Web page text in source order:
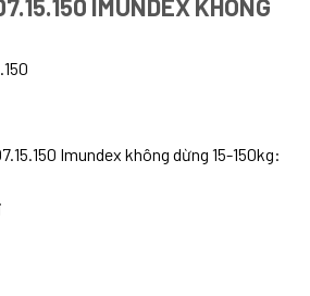
IMUNDEX KHÔNG
Imundex không dừng 15-150kg: